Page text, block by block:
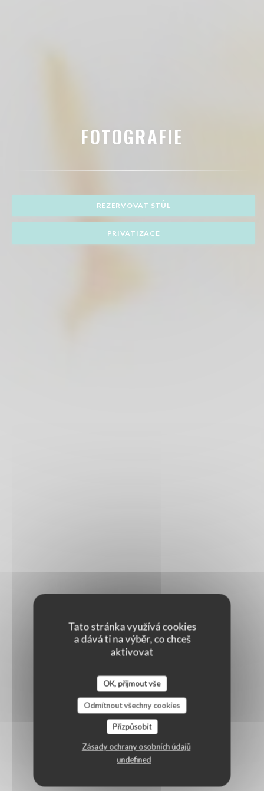
Tato stránka využívá cookies
a dává ti na výběr, co chceš
aktivovat
OK, přijmout vše
Odmítnout všechny cookies
Přizpůsobit
Zásady ochrany osobních údajů
undefined
FOTOGRAFIE
REZERVOVAT STŮL
PRIVATIZACE